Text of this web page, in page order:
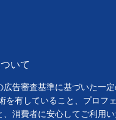
いて
告審査基準に基づいた一
を有していること、プロフ
消費者に安心してご利用